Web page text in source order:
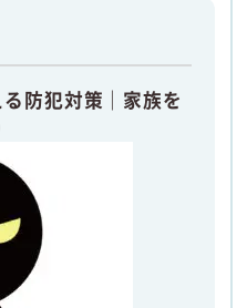
防犯対策｜家族を